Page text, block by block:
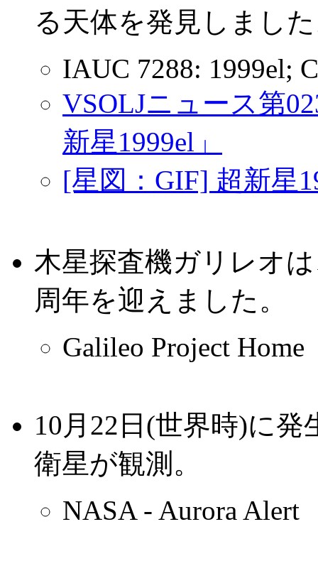
る天体を発見しまし
IAUC 7288: 1999el;
VSOLJニュース第
新星1999el」
[星図：GIF] 超新星
木星探査機ガリレオ
周年を迎えました。
Galileo Project Home
10月22日(世界時)に
衛星が観測。
NASA - Aurora Alert